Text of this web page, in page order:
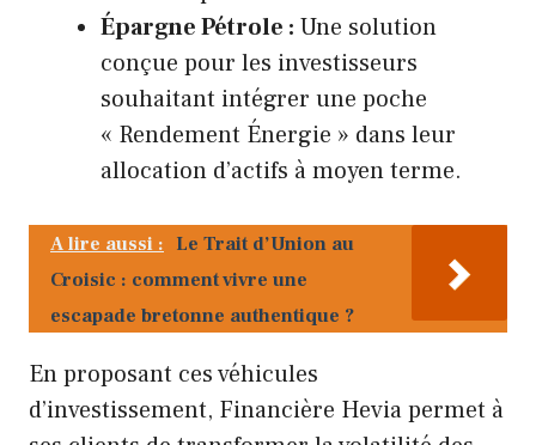
Épargne Pétrole : Une solution
conçue pour les investisseurs
souhaitant intégrer une poche
« Rendement Énergie » dans leur
allocation d’actifs à moyen terme.
A lire aussi : Le Trait d’Union au
Croisic : comment vivre une
escapade bretonne authentique ?
En proposant ces véhicules
d’investissement, Financière Hevia permet à